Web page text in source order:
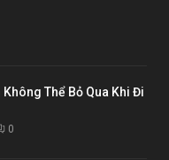
Thể Bỏ Qua Khi Đi
0